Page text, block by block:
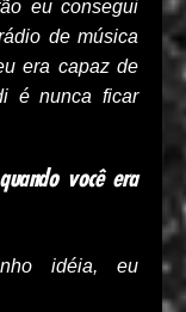
eu consegui
de música
era capaz de
é nunca ficar
você era
idéia, eu